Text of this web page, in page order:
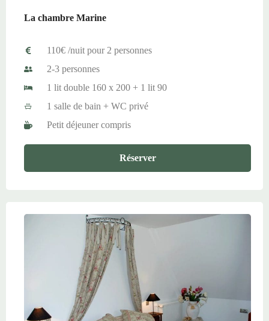
La chambre Marine
110€ /nuit pour 2 personnes
2-3 personnes
1 lit double 160 x 200 + 1 lit 90
1 salle de bain + WC privé
Petit déjeuner compris
Réserver